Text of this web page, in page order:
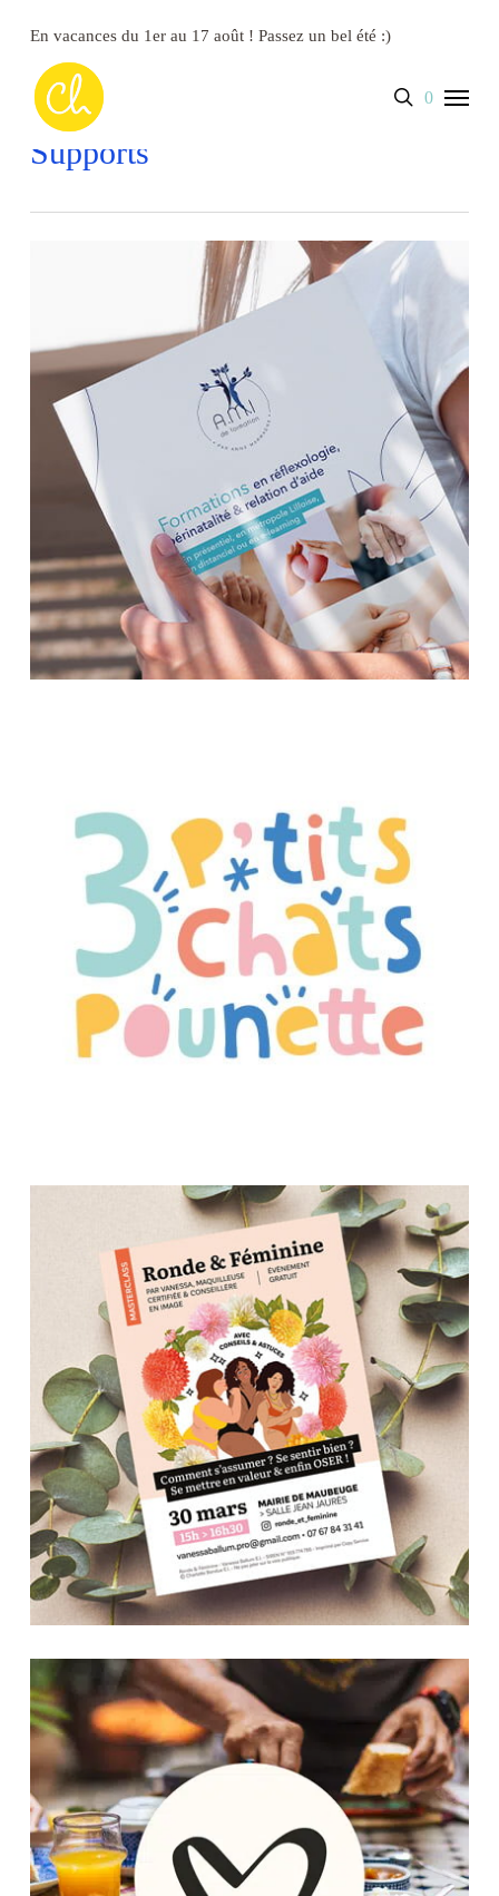
content
En vacances du 1er au 17 août ! Passez un bel été :)
search
account
0
Menu
Panier Close
Cart
Supports